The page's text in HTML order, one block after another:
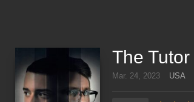
The Tutor
Mar. 24, 2023 USA